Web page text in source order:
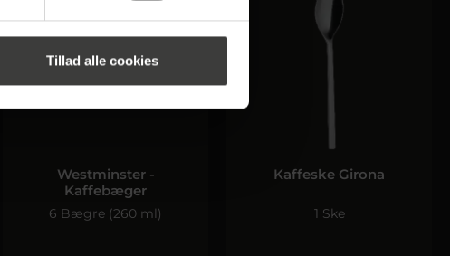
Tillad alle cookies
Westminster -
Kaffebæger
6 Bægre (260 ml)
Kaffeske Girona
1 Ske